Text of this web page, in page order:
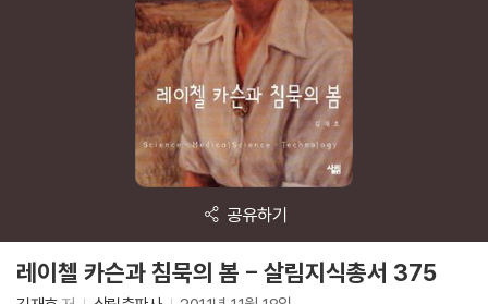
공유하기
레이첼 카슨과 침묵의 봄 - 살림지식총서 375